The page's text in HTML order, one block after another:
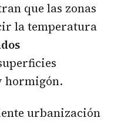
que las zonas
la temperatura
hormigón.
urbanización